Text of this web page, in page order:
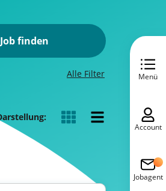
Job finden
Alle Filter Menü
Account
Jobagent